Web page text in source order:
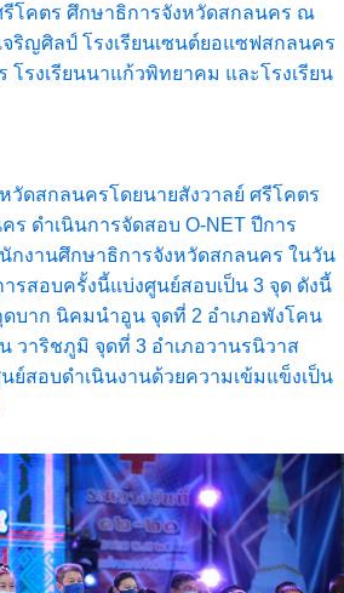
โคตร ศึกษาธิการจังหวัดสกลนคร ณ
ริญศิลป์ โรงเรียนเซนต์ยอแซฟสกลนคร
โรงเรียนนาแก้วพิทยาคม และโรงเรียน
วัดสกลนครโดยนายสังวาลย์ ศรีโคตร
ดำเนินการจัดสอบ O-NET ปีการ
กงานศึกษาธิการจังหวัดสกลนคร ในวัน
รสอบครั้งนี้แบ่งศูนย์สอบเป็น 3 จุด ดังนี้
ดบาก นิคมนำอูน จุดที่ 2 อำเภอพังโคน
วาริชภูมิ จุดที่ 3 อำเภอวานรนิวาส
ย์สอบดำเนินงานด้วยความเข้มแข็งเป็น